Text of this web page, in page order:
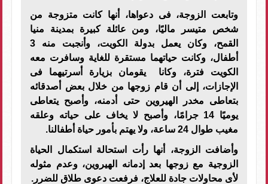
وتابعت الزوجة، فى دعواها، أنها كانت متزوجة من
شخص متيسر ماليًا، ومن عائلة كبيرة بمدينة منيا
القمح، وكان يعمل بدولة الكويت، وأنجبت منه 3
أطفال، وكانت حياتهما مستقرة للغاية وسافرت معه
الكويت فترة، وكانا يقومان بزيارة أسرتيهما فى
الإجازات، إلى أن قام زوجها من خلال بعض أصدقائه
بتعاطى مخدر الهيروين حتى أدمنه، وأصبح يتعاطى
يوميًا 14 جرامًا، وأصبح لا يخاف على حياته وعلقه
مغيب طوال 24 ساعة، ولا يهتم بأمور حياة أطفالنا
.
وأضافت الزوجة، أنها رأت استحالة استكمال الحياة
الزوجية مع زوجها بعد إدمانه الهيروين، وعدم مثوله
لأى محاولات جادة للعلاج، فرفعت دعوى طلاق للضرر.